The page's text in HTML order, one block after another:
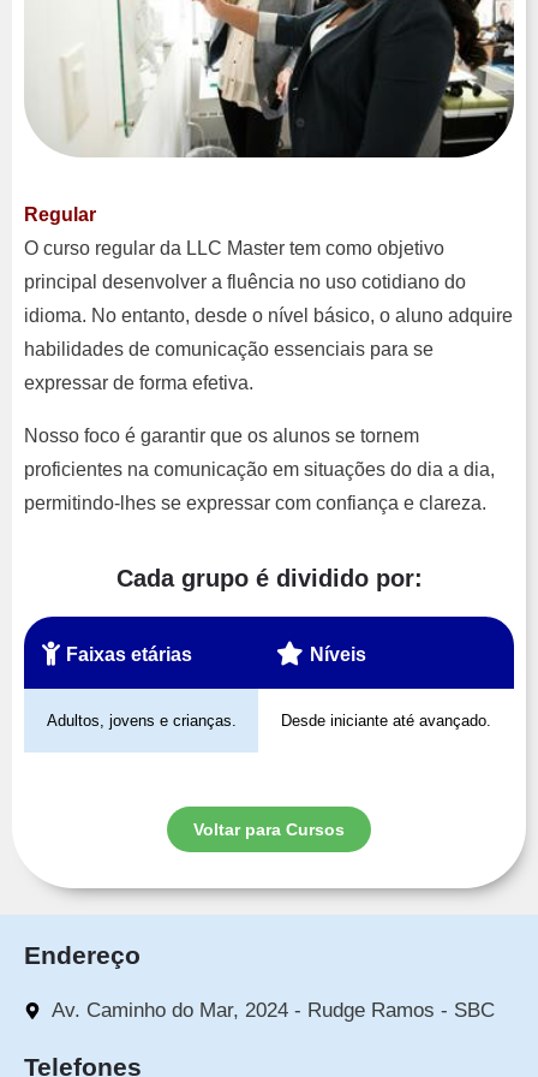
Regular
O curso regular da LLC Master tem como objetivo
principal desenvolver a fluência no uso cotidiano do
idioma. No entanto, desde o nível básico, o aluno adquire
habilidades de comunicação essenciais para se
expressar de forma efetiva.
Nosso foco é garantir que os alunos se tornem
proficientes na comunicação em situações do dia a dia,
permitindo-lhes se expressar com confiança e clareza.
Cada grupo é dividido por:
Faixas etárias Níveis
Adultos, jovens e crianças. Desde iniciante até avançado.
Voltar para Cursos
Endereço
Av. Caminho do Mar, 2024 - Rudge Ramos - SBC
Telefones